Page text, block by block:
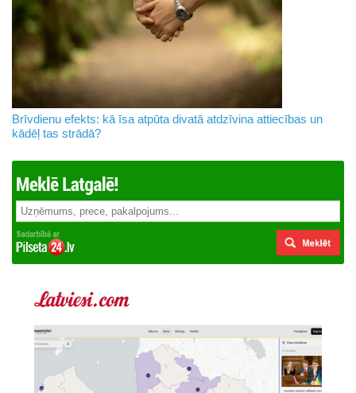
Brīvdienu efekts: kā īsa atpūta divatā atdzīvina attiecības un
kādēļ tas strādā?